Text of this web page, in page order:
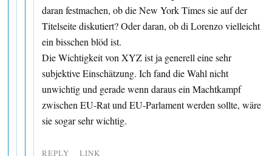
daran festmachen, ob die New York Times sie auf der
Titelseite diskutiert? Oder daran, ob di Lorenzo vielleicht
ein bisschen blöd ist.
Die Wichtigkeit von XYZ ist ja generell eine sehr
subjektive Einschätzung. Ich fand die Wahl nicht
unwichtig und gerade wenn daraus ein Machtkampf
zwischen EU-Rat und EU-Parlament werden sollte, wäre
sie sogar sehr wichtig.
REPLY LINK